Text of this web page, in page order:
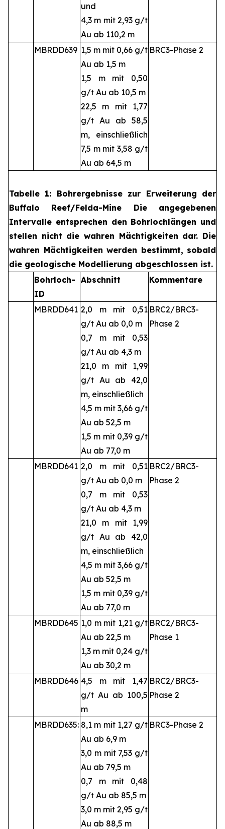
und
4,3 m mit 2,93 g/t
Au ab 110,2 m
MBRDD639 1,5 m mit 0,66 g/t
Au ab 1,5 m
1,5 m mit 0,50
g/t Au ab 10,5 m
22,5 m mit 1,77
g/t Au ab 58,5
m, einschließlich
7,5 m mit 3,58 g/t
Au ab 64,5 m
BRC3-Phase 2
Tabelle 1: Bohrergebnisse zur Erweiterung der
Buffalo Reef/Felda-Mine Die angegebenen
Intervalle entsprechen den Bohrlochlängen und
stellen nicht die wahren Mächtigkeiten dar. Die
wahren Mächtigkeiten werden bestimmt, sobald
die geologische Modellierung abgeschlossen ist.
Bohrloch-
ID
Abschnitt Kommentare
MBRDD641 2,0 m mit 0,51
g/t Au ab 0,0 m
0,7 m mit 0,53
g/t Au ab 4,3 m
21,0 m mit 1,99
g/t Au ab 42,0
m, einschließlich
4,5 m mit 3,66 g/t
Au ab 52,5 m
1,5 m mit 0,39 g/t
Au ab 77,0 m
BRC2/BRC3-
Phase 2
MBRDD641 2,0 m mit 0,51
g/t Au ab 0,0 m
0,7 m mit 0,53
g/t Au ab 4,3 m
21,0 m mit 1,99
g/t Au ab 42,0
m, einschließlich
4,5 m mit 3,66 g/t
Au ab 52,5 m
1,5 m mit 0,39 g/t
Au ab 77,0 m
BRC2/BRC3-
Phase 2
MBRDD645 1,0 m mit 1,21 g/t
Au ab 22,5 m
1,3 m mit 0,24 g/t
Au ab 30,2 m
BRC2/BRC3-
Phase 1
MBRDD646 4,5 m mit 1,47
g/t Au ab 100,5
m
BRC2/BRC3-
Phase 2
MBRDD635: 8,1 m mit 1,27 g/t
Au ab 6,9 m
3,0 m mit 7,53 g/t
Au ab 79,5 m
0,7 m mit 0,48
g/t Au ab 85,5 m
3,0 m mit 2,95 g/t
Au ab 88,5 m
BRC3-Phase 2